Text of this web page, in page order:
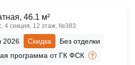
46.1 м²
4 секция, 12 этаж, №383
2026 Скидка
Без отделки
программа от ГК ФСК